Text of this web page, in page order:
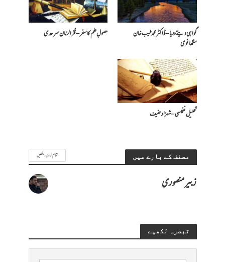
گواہی دیتے دریا – ڈاکٹر محمد طیب خان
سنگھانوی
حصولِ علم کا سفر – فخرالزمان سرحدی
تحلیل نفیسی – شہزاد حنیف
مصنف کے بارے میں تمام تحاریر دیکھیں
زبیر منصوری
تبصرہ لکھیے